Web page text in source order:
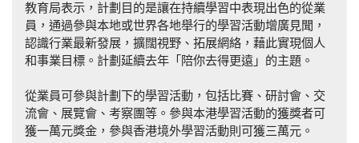
教育局表示，計劃目的是讓在持續學習中表現出色的從業
員，通過參與本地或世界各地舉行的學習活動增廣見聞，
認識行業最新發展，擴闊視野、拓展網絡，藉此實現個人
和事業目標。計劃延續去年「陪你去得更遠」的主題。
從業員可參與計劃下的學習活動，包括比賽、研討會、交
流會、展覽會、考察團等。參與本港學習活動的獲獎者可
獲一萬元獎金，參與香港境外學習活動則可獲三萬元。